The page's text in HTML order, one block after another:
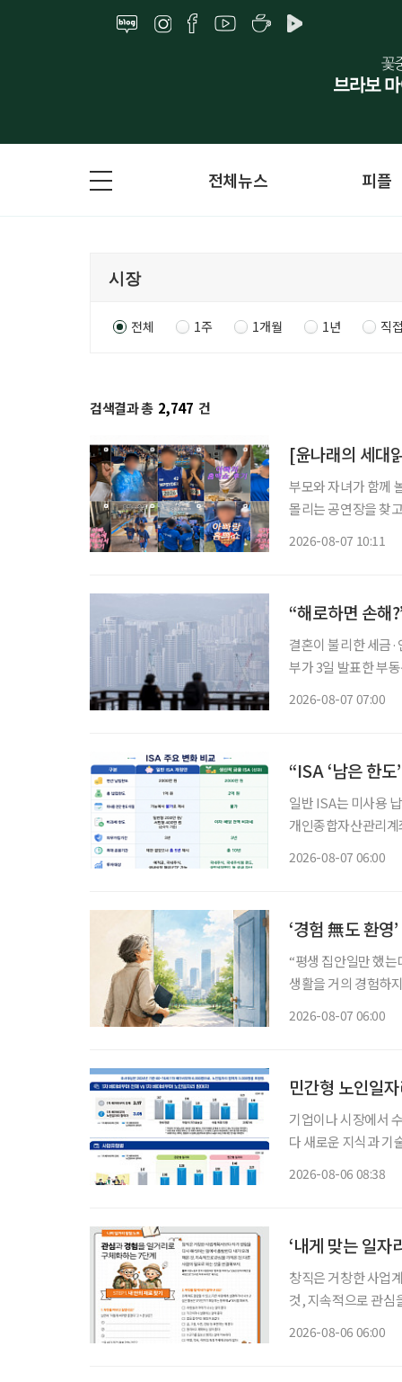
전체뉴스 피플
전체 1주 1개월 1년 직
검색결과 총 2,747 건
부모와 자녀가 함께
몰리는 공연장을 찾
2026-08-07 10:11
“해로하면 손해
결혼이 불리한 세금·
부가 3일 발표한 부
2026-08-07 07:00
“ISA ‘남은 한
일반 ISA는 미사용 납
개인종합자산관리
2026-08-07 06:00
‘경험 無도 환영
“평생 집안일만 했
생활을 거의 경험하
2026-08-07 06:00
민간형 노인일
기업이나 시장에서
다 새로운 지식과 기
2026-08-06 08:38
‘내게 맞는 일자
창직은 거창한 사업
것, 지속적으로 관심을
2026-08-06 06:00